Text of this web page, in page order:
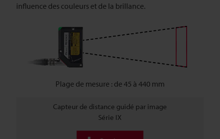
influence des couleurs et de la brillance.
Plage de mesure : de 45 à 440 mm
Capteur de distance guidé par image
Série IX